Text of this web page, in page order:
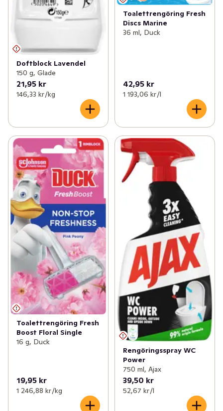
Doftblock Lavendel
150 g, Glade
21,95 kr
146,33 kr /kg
Toalettrengöring Fresh
Discs Marine
36 ml, Duck
42,95 kr
1 193,06 kr /l
Toalettrengöring Fresh
Boost Floral Single
16 g, Duck
19,95 kr
1 246,88 kr /kg
Rengöringsspray WC
Power
750 ml, Ajax
39,50 kr
52,67 kr /l